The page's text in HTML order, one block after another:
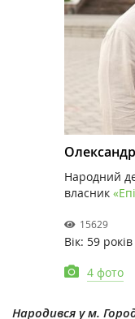
Народний
власник
15629
Вік: 59 років
4 фото
Народився у м.